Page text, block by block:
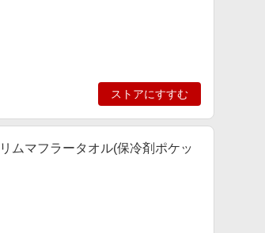
ストアにすすむ
ムマフラータオル(保冷剤ポケッ